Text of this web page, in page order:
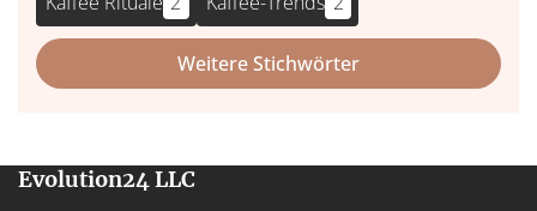
Weitere Stichwörter
Evolution24 LLC